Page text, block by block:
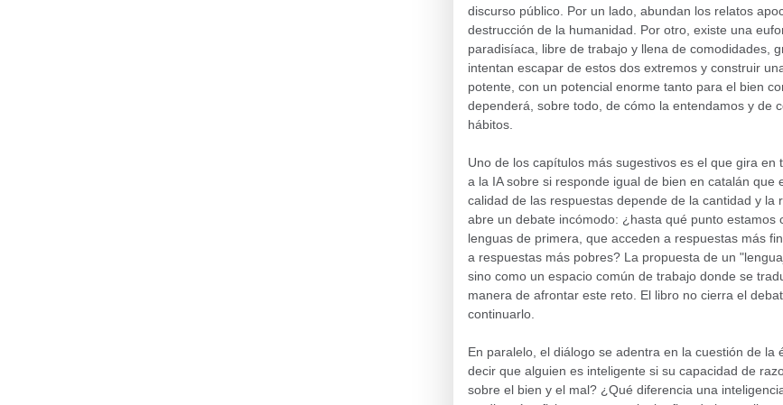
discurso público. Por un lado, abundan los relatos
destrucción de la humanidad. Por otro, existe una
paradisíaca, libre de trabajo y llena de comodidades,
intentan escapar de estos dos extremos y construir
potente, con un potencial enorme tanto para el bien
dependerá, sobre todo, de cómo la entendamos y de
hábitos.
Uno de los capítulos más sugestivos es el que gira
a la IA sobre si responde igual de bien en catalán
calidad de las respuestas depende de la cantidad y
abre un debate incómodo: ¿hasta qué punto
lenguas de primera, que acceden a respuestas más
a respuestas más pobres? La propuesta de un
sino como un espacio común de trabajo donde se
manera de afrontar este reto. El libro no cierra el
continuarlo.
En paralelo, el diálogo se adentra en la cuestión de
decir que alguien es inteligente si su capacidad de
sobre el bien y el mal? ¿Qué diferencia una